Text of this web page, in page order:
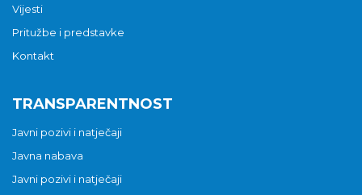
Vijesti
Pritužbe i predstavke
Kontakt
TRANSPARENTNOST
Javni pozivi i natječaji
Javna nabava
Javni pozivi i natječaji